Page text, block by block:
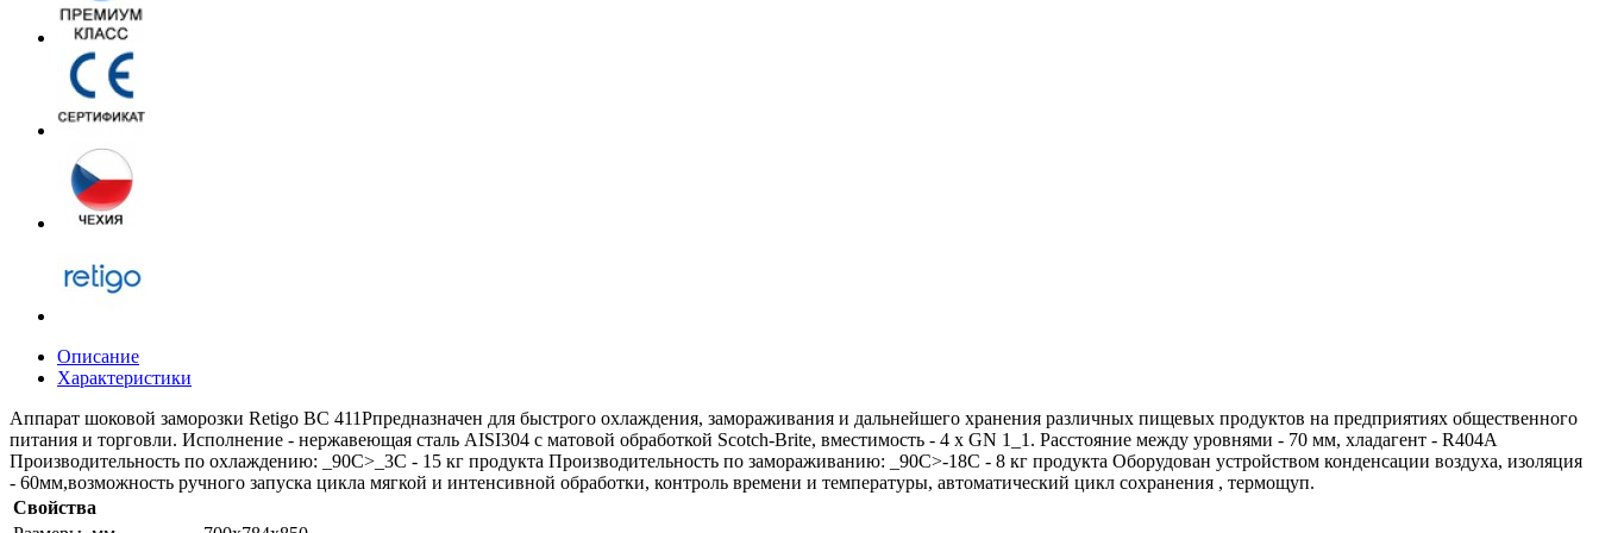
Описание
Характеристики
Аппарат шоковой заморозки Retigo BC 411Pпредназначен для быстрого охлаждения, замораживания и дальнейшего хранения различных пищевых продуктов на предприятиях общественного
питания и торговли. Исполнение - нержавеющая сталь AISI304 с матовой обработкой Scotch-Brite, вместимость - 4 х GN 1_1. Расстояние между уровнями - 70 мм, хладагент - R404A
Производительность по охлаждению: _90C>_3C - 15 кг продукта Производительность по замораживанию: _90C>-18C - 8 кг продукта Оборудован устройством конденсации воздуха, изоляция
- 60мм,возможность ручного запуска цикла мягкой и интенсивной обработки, контроль времени и температуры, автоматический цикл сохранения , термощуп.
Свойства